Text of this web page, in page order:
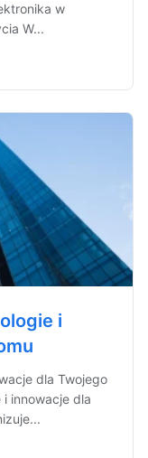
w
W...
i
dla Twojego
innowacje dla